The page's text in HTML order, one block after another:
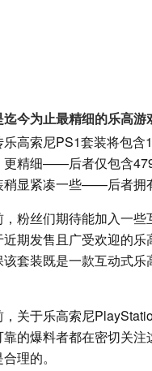
迄今为止最精细的乐高游
乐高索尼PS1套装将包
更精细——后者仅包含
稍显紧凑一些——后者拥
，粉丝们期待能加入一
近期发售且广受欢迎的
该套装既是一款互动式
，关于乐高索尼
靠的爆料者都在密切关
理的。